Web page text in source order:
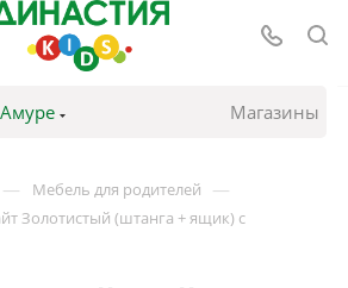
Магазины
— Мебель для родителей —
Золотистый (штанга + ящик) с